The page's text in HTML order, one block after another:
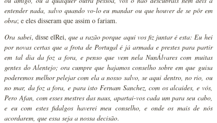
entender nada, salvo quando vo-lo eu mandar ou que houver de se pôr em
obra; e eles disseram que assim o fariam.
Ora sabei, disse elRei,que a razão porque aqui vos fiz juntar é esta: Eu hei
por novas certas que a frota de Portugal é já armada e prestes para partir
em tal dia da foz a fora, e penso que vem nela NunÁlvares com muitas
gentes do Alentejo; ora cumpre que hajamos conselho sobre em que guisa
poderemos melhor pelejar com ela a nosso salvo, se aqui dentro, no rio, ou
no mar, da foz a fora, e para isto Fernam Sanchez, com os alcaides, e vós,
Pero Afan, com esses mestres das naus, apartai-vos cada um para seu cabo,
e eu com estes fidalgos haverei meu conselho, e onde os mais de nós
acordarem, que essa seja a nossa decisão.